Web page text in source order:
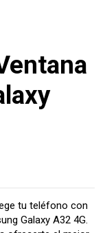
tu teléfono con
Galaxy A32 4G.